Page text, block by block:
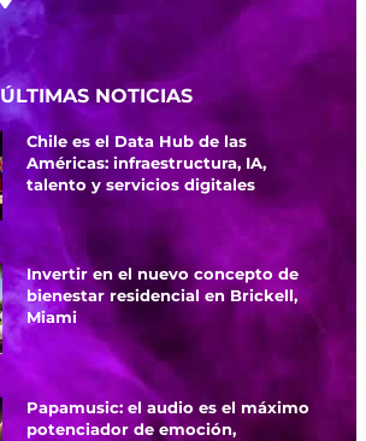
ÚLTIMAS NOTICIAS
Chile es el Data Hub de las
Américas: infraestructura, IA,
talento y servicios digitales
Invertir en el nuevo concepto de
bienestar residencial en Brickell,
Miami
Papamusic: el audio es el máximo
potenciador de emoción,